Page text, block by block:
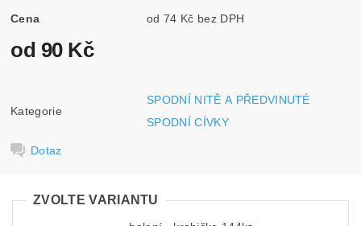
Cena od 74 Kč bez DPH
od 90 Kč
Kategorie
SPODNÍ NITĚ A PŘEDVINUTÉ
SPODNÍ CÍVKY
Dotaz
ZVOLTE VARIANTU